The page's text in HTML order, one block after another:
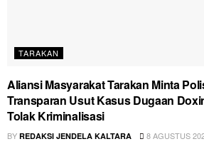
TARAKAN
Aliansi Masyarakat Tarakan Minta
Transparan Usut Kasus Dugaan
Tolak Kriminalisasi
BY REDAKSI JENDELA KALTARA 8 AGUSTUS